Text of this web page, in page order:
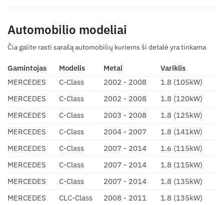
Automobilio modeliai
Čia galite rasti sarašą automobilių kuriems ši detalė yra tinkama
Gamintojas Modelis Metai Variklis
MERCEDES C-Class 2002 - 2008
1.8 (105kW)
MERCEDES
C-Class 2002 - 2008
1.8 (120kW)
MERCEDES
C-Class 2003 - 2008
1.8 (125kW)
MERCEDES
C-Class 2004 - 2007
1.8 (141kW)
MERCEDES
C-Class 2007 - 2014
1.6 (115kW)
MERCEDES
C-Class 2007 - 2014
1.8 (115kW)
MERCEDES
C-Class 2007 - 2014
1.8 (135kW)
MERCEDES
CLC-Class 2008 - 2011
1.8 (135kW)